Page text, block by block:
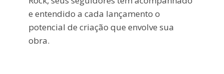
e entendido a cada lançamento o
potencial de criação que envolve sua
obra.